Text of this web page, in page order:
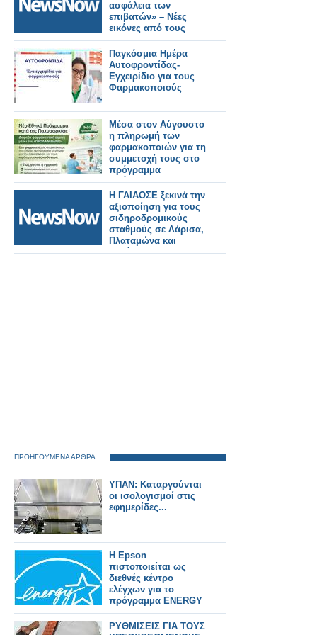
ασφάλεια των
επιβατών» – Νέες
εικόνες από τους
σταθμούς της
Καλαμαριάς.
Παγκόσμια Ημέρα
Αυτοφροντίδας-
Εγχειρίδιο για τους
Φαρμακοποιούς
Μέσα στον Αύγουστο
η πληρωμή των
φαρμακοποιών για τη
συμμετοχή τους στο
πρόγραμμα
πρόληψης της
παχυσαρκίας
Η ΓΑΙΑΟΣΕ ξεκινά την
αξιοποίηση για τους
σιδηροδρομικούς
σταθμούς σε Λάρισα,
Πλαταμώνα και
Κατάκολο.
ΠΡΟΗΓΟΥΜΕΝΑ ΑΡΘΡΑ
ΥΠΑΝ: Kαταργούνται
οι ισολογισμοί στις
εφημερίδες...
Η Epson
πιστοποιείται ως
διεθνές κέντρο
ελέγχων για το
πρόγραμμα ENERGY
STAR
ΡΥΘΜΙΣΕΙΣ ΓΙΑ ΤΟΥΣ